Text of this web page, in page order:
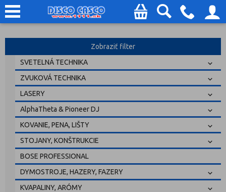
Zobraziť filter
SVETELNÁ TECHNIKA
ZVUKOVÁ TECHNIKA
LASERY
AlphaTheta & Pioneer DJ
KOVANIE, PENA, LIŠTY
STOJANY, KONŠTRUKCIE
BOSE PROFESSIONAL
DYMOSTROJE, HAZERY, FAZERY
KVAPALINY, ARÓMY